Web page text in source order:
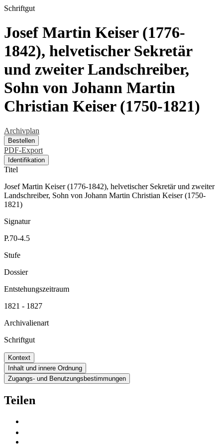
Schriftgut
Josef Martin Keiser (1776-
1842), helvetischer Sekretär
und zweiter Landschreiber,
Sohn von Johann Martin
Christian Keiser (1750-1821)
Archivplan
Bestellen
PDF-Export
Identifikation
Titel
Josef Martin Keiser (1776-1842), helvetischer Sekretär und zweiter
Landschreiber, Sohn von Johann Martin Christian Keiser (1750-
1821)
Signatur
P.70-4.5
Stufe
Dossier
Entstehungszeitraum
1821 - 1827
Archivalienart
Schriftgut
Kontext
Inhalt und innere Ordnung
Zugangs- und Benutzungsbestimmungen
Teilen